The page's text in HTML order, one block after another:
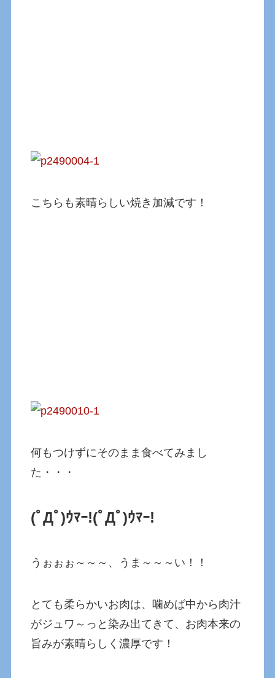
こちらも素晴らしい焼き加減です！
何もつけずにそのまま食べてみまし
た・・・
(ﾟДﾟ)ｳﾏｰ!(ﾟДﾟ)ｳﾏｰ!
うぉぉぉ～～～、うま～～～い！！
とても柔らかいお肉は、噛めば中から肉汁
がジュワ～っと染み出てきて、お肉本来の
旨みが素晴らしく濃厚です！